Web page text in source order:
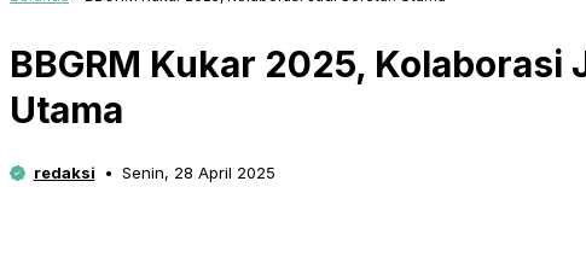
BBGRM Kukar 2025, Kolaborasi
Utama
redaksi Senin, 28 April 2025